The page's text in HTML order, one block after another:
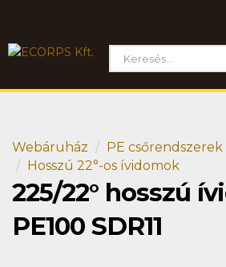
Webáruház PE csőrendszerek
Hosszú 22°-os ívidomok
225/22° hosszú
PE100 SDR11